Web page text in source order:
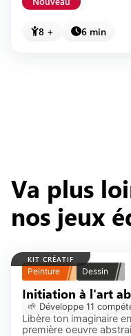
8 + 6 min
Va plus
nos jeux
KIT CRÉATIF
Peinture Dessin
Initiation à l'art
🌱 Développe 11
Libère ton imaginaire
première oeuvre